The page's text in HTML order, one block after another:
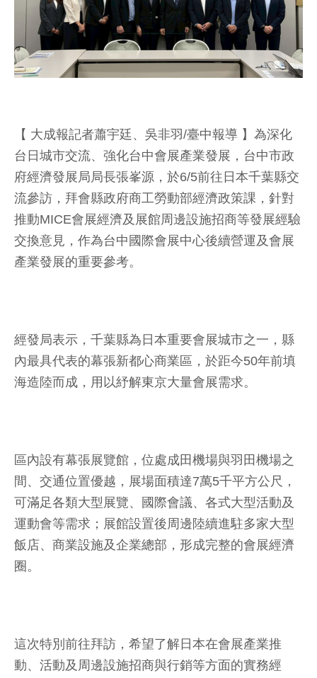
【 大成報記者蕭宇廷、吳非羽/臺中報導 】為深化
台日城市交流、強化台中會展產業發展，台中市政
府經濟發展局局長張峯源，於6/5前往日本千葉縣交
流參訪，拜會縣政府商工勞動部經濟政策課，針對
推動MICE會展經濟及展館周邊設施招商等發展經驗
交換意見，作為台中國際會展中心後續營運及會展
產業發展的重要參考。
經發局表示，千葉縣為日本重要會展城市之一，縣
內最具代表的幕張新都心商業區，於距今50年前填
海造陸而成，用以紓解東京大量會展需求。
區內設有幕張展覽館，位處成田機場與羽田機場之
間、交通位置優越，展場面積達7萬5千平方公尺，
可滿足各類大型展覽、國際會議、各式大型活動及
運動會等需求；展館設置後周邊陸續進駐多家大型
飯店、商業設施及企業總部，形成完整的會展經濟
圈。
這次特別前往拜訪，希望了解日本在會展產業推
動、活動及周邊設施招商與行銷等方面的實務經